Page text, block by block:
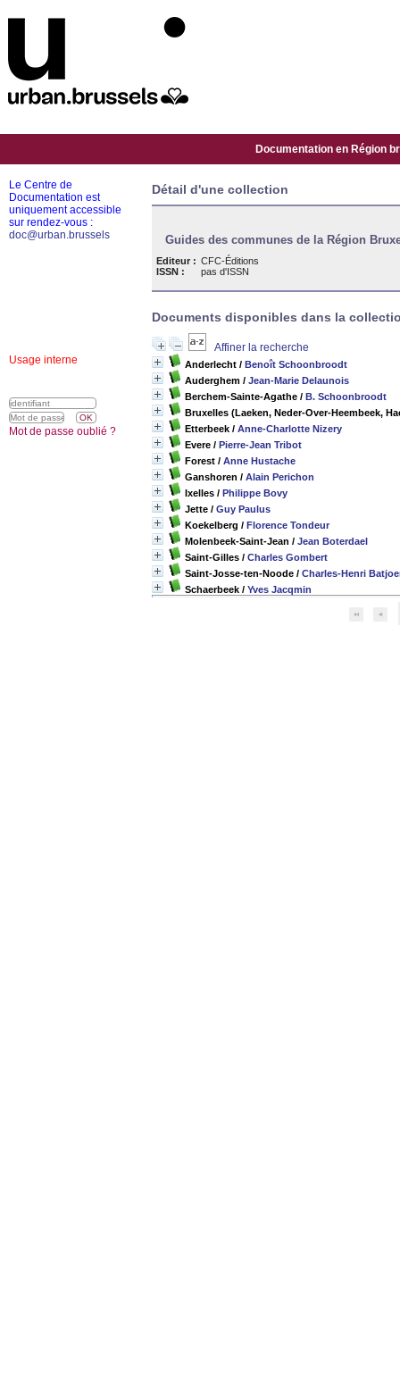
Documentation en Région
Détail d'une collection
Guides des communes de la Région
Editeur : CFC-Éditions
ISSN :
pas d'ISSN
Documents disponibles dans la
Affiner la recherche
Anderlecht / Benoît Schoonbroodt
Auderghem / Jean-Marie Delaunois
Berchem-Sainte-Agathe / B. Schoonbroodt
Bruxelles (Laeken, Neder-Over-Heembeek,
Etterbeek / Anne-Charlotte Nizery
Evere / Pierre-Jean Tribot
Forest / Anne Hustache
Ganshoren / Alain Perichon
Ixelles / Philippe Bovy
Jette / Guy Paulus
Koekelberg / Florence Tondeur
Molenbeek-Saint-Jean / Jean Boterdael
Saint-Gilles / Charles Gombert
Saint-Josse-ten-Noode / Charles-Henri
Schaerbeek / Yves Jacqmin
Le Centre de
Documentation est
uniquement accessible
sur rendez-vous :
doc@urban.brussels
Usage interne
Mot de passe oublié ?